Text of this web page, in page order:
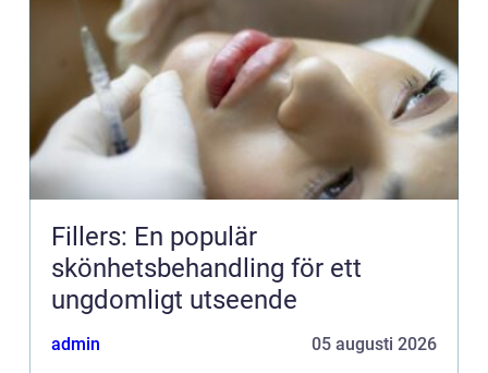
Fillers: En populär
skönhetsbehandling för ett
ungdomligt utseende
admin 05 augusti 2026